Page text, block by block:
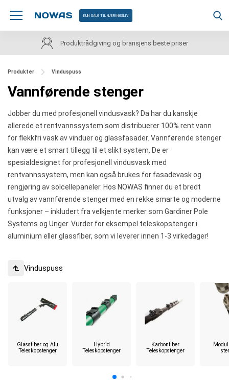
KUN SALG TIL NÆRINGSLIV
Kundeservice på norsk
Produkter Vinduspuss
Vannførende stenger
Jobber du med profesjonell vindusvask? Da har du kanskje
allerede et rentvannssystem som distribuerer 100% rent vann
for flekkfri vask av vinduer og glassfasader. Vannførende stenger
kan være et smart tillegg til et slikt system. De er
spesialdesignet for profesjonell vindusvask med
rentvannssystem, men kan også brukes for fasadevask og
rengjøring av solcellepaneler. Hos NOWAS finner du et bredt
utvalg av vannførende stenger med en rekke smarte og moderne
funksjoner – inkludert fra velkjente merker som Gardiner Pole
Systems og Unger. Vurder for eksempel teleskopstenger i
aluminium eller glassfiber, som vi leverer innen 1-3 virkedager!
Vinduspuss
Glassfiber og Alu
Teleskopstenger
Hybrid
Teleskopstenger
Karbonfiber
Teleskopstenger